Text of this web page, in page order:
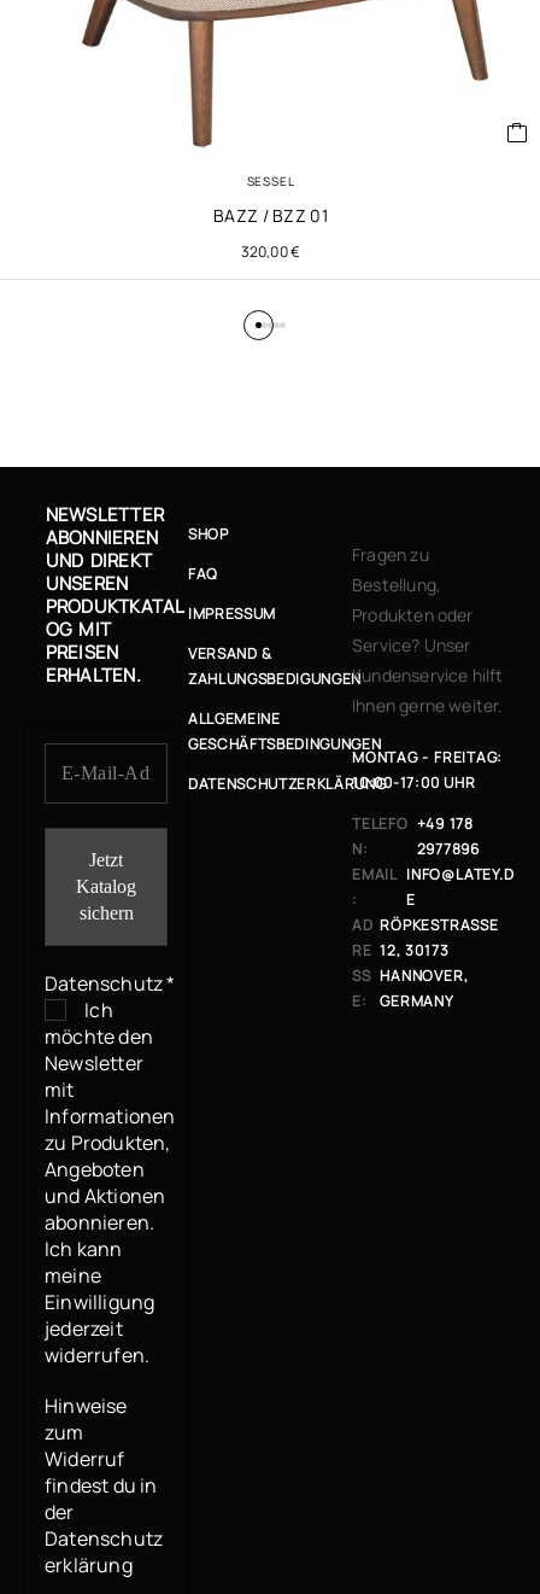
SESSEL
BAZZ / BZZ 01
320,00€
NEWSLETTER
ABONNIEREN
UND DIREKT
UNSEREN
PRODUKTKATAL
OG MIT
PREISEN
ERHALTEN.
Datenschutz*
Ich
möchte den
Newsletter
mit
Informationen
zu Produkten,
Angeboten
und Aktionen
abonnieren.
Ich kann
meine
Einwilligung
jederzeit
widerrufen.
Hinweise
zum
Widerruf
findest du in
der
Datenschutz
erklärung
SHOP
FAQ
IMPRESSUM
VERSAND &
ZAHLUNGSBEDIGUNGEN
ALLGEMEINE
GESCHÄFTSBEDINGUNGEN
DATENSCHUTZERKLÄRUNG
Fragen zu
Bestellung,
Produkten oder
Service? Unser
Kundenservice hilft
Ihnen gerne weiter.
MONTAG - FREITAG:
10:00-17:00 UHR
TELEFO
N:
+49 178
2977896
EMAIL
:
INFO@LATEY.D
E
AD
RE
SS
E:
RÖPKESTRASSE 1
2, 30173 H
ANNOVER, G
ERMANY